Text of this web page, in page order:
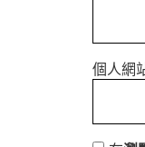
個人網